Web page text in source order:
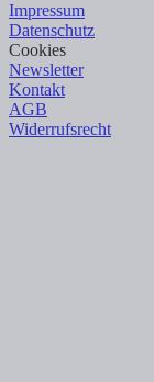
Impressum
Datenschutz
Cookies
Newsletter
Kontakt
AGB
Widerrufsrecht